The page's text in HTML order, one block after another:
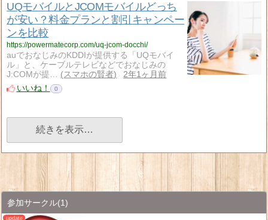
UQモバイルとJCOMモバイルどっち
が安い？料金プランと割引キャンペー
ンを比較
https://powermatecorp.com/uq-jcom-docchi/
auでおなじみのKDDIが提供する「UQモバイ
ル」と、ケーブルテレビなどでおなじみの
J:COMが提…
スマホの賢者
2年1ヶ月前
いいね！
0
続きを表示…
参加サークル(1)